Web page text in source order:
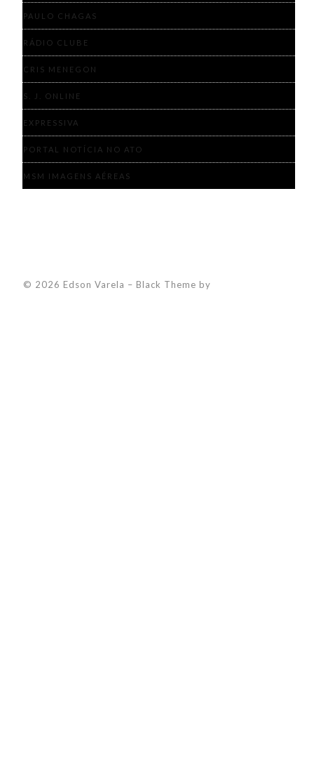
PAULO CHAGAS
RÁDIO CLUBE
CRIS MENEGON
S. J. ONLINE
EXPRESSIVA
PORTAL NOTÍCIA NO ATO
MSM IMAGENS AÉREAS
© 2026 Edson Varela – Black Theme by